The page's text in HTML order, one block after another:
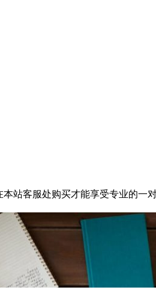
站客服处购买才能享受专业的一